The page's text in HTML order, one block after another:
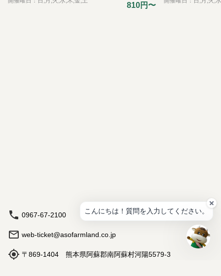
810円〜
0967-67-2100
web-ticket@asofarmland.co.jp
〒869-1404 熊本県阿蘇郡南阿蘇村河陽5579-3
こんにちは！質問を入力してください。
に
宿
に
い